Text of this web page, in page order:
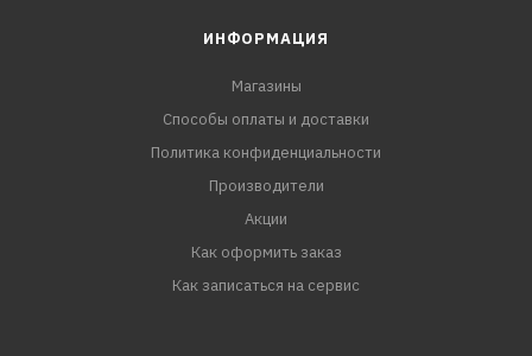
ИНФОРМАЦИЯ
Магазины
Способы оплаты и доставки
Политика конфиденциальности
Производители
Акции
Как оформить заказ
Как записаться на сервис